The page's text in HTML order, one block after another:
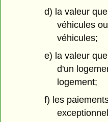
d) la valeur
véhicules
véhicules;
e) la valeur
d'un
logement;
f) les